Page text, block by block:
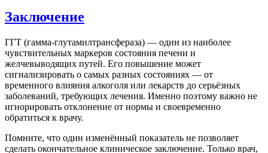
Заключение
ГГТ (гамма-глутамилтрансфераза) — один из наиболее
чувствительных маркеров состояния печени и
желчевыводящих путей. Его повышение может
сигнализировать о самых разных состояниях — от
временного влияния алкоголя или лекарств до серьёзных
заболеваний, требующих лечения. Именно поэтому важно не
игнорировать отклонение от нормы и своевременно
обратиться к врачу.
Помните, что один изменённый показатель не позволяет
сделать окончательное клиническое заключение. Только врач,